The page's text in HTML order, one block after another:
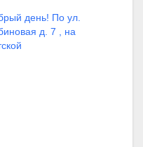
день! По ул.
д. 7 , на